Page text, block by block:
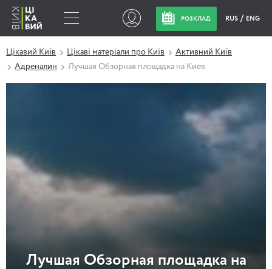
РОЗКЛАД RUS ENG
Цікавий Київ Цікаві матеріали про Київ
Активний Київ
Адреналин
Лучшая Обзорная площадка на Киев
Лучшая Обзорная площадка на